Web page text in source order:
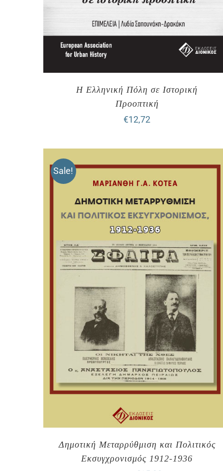
Η Ελληνική Πόλη σε Ιστορική
Προοπτική
€12,72
Sale!
Δημοτική Μεταρρύθμιση και Πολιτικός
Εκσυγχρονισμός 1912-1936